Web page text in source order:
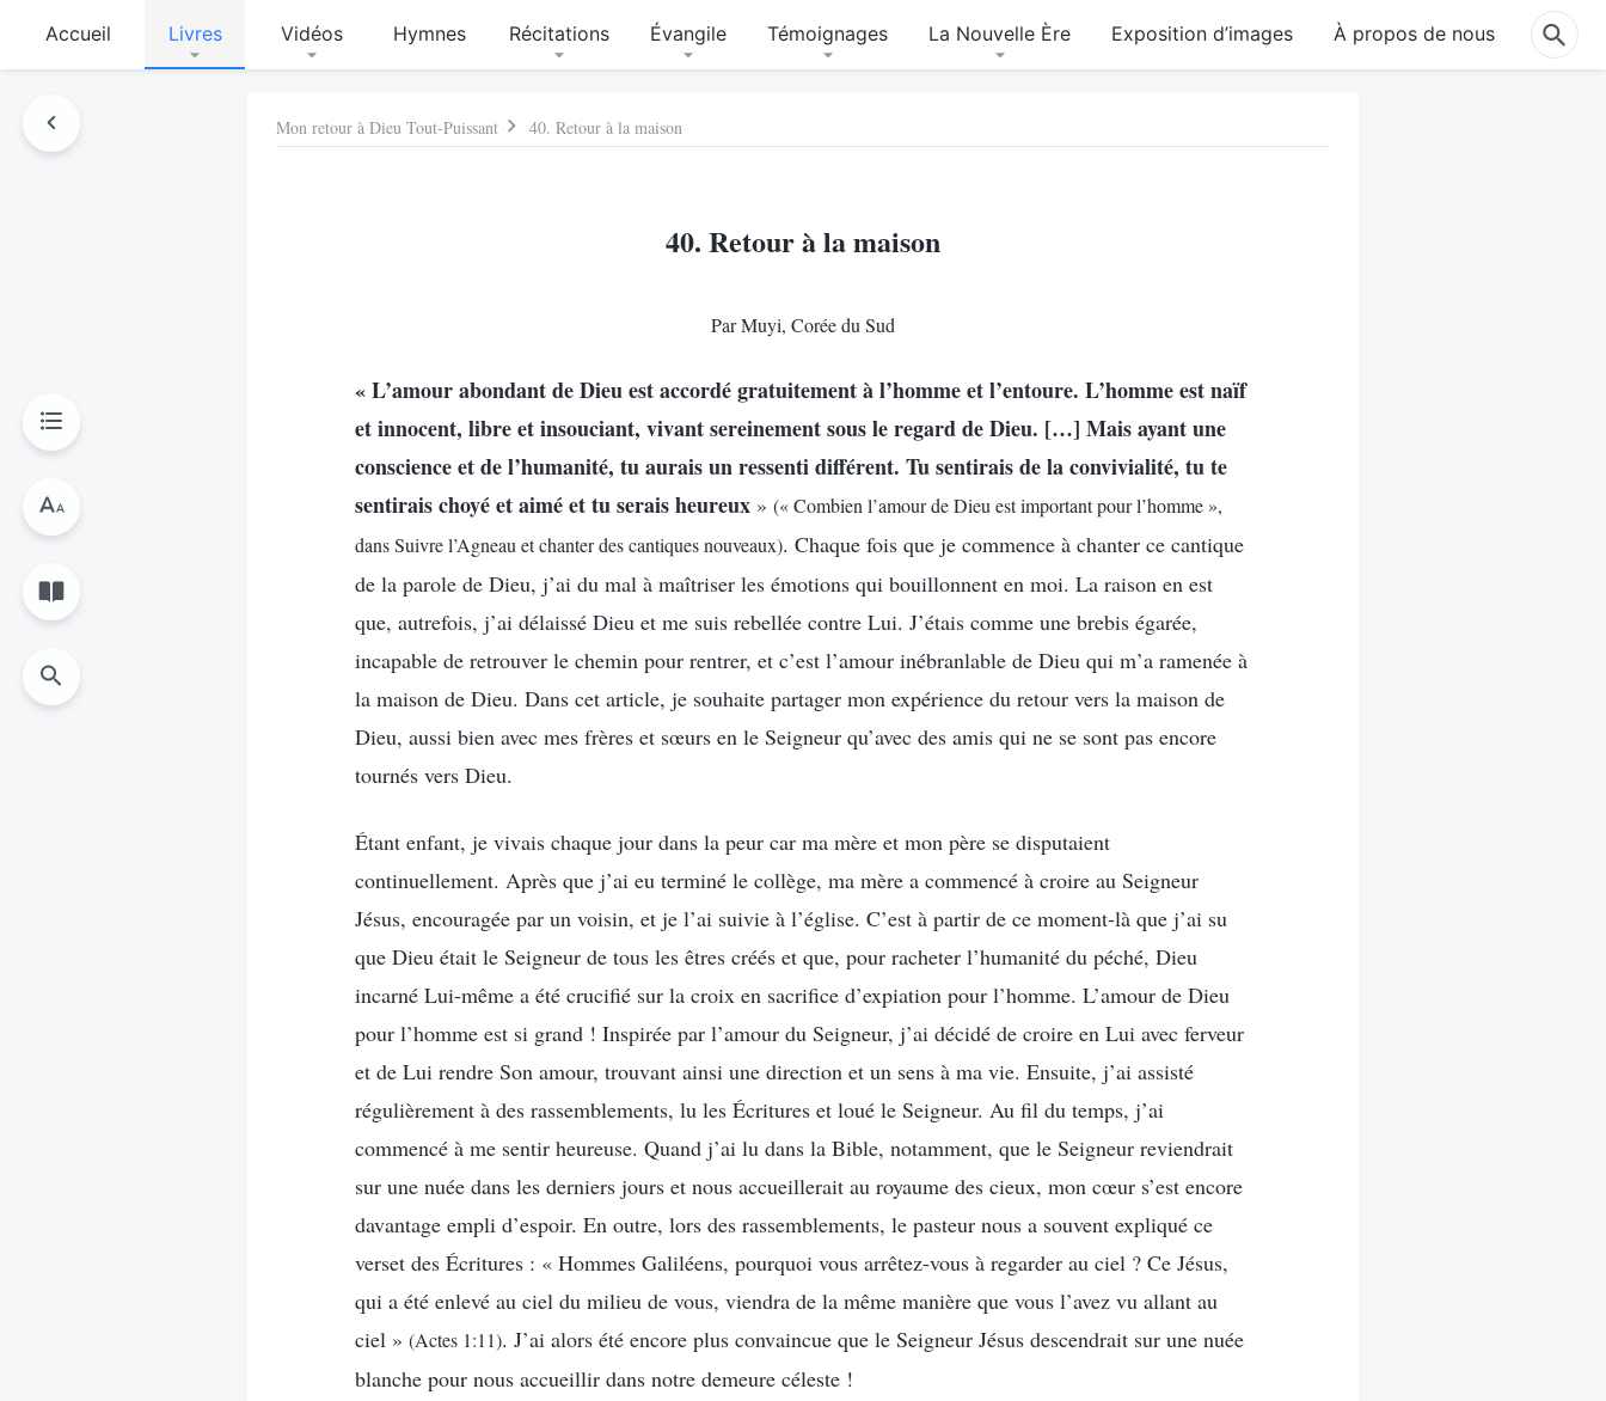
Accueil Livres Vidéos Hymnes Récitations Évangile Témoignages La Nouvelle Ère Exposition d’images À propos de nous
Mon retour à Dieu Tout-Puissant 40. Retour à la maison
40. Retour à la maison
Par Muyi, Corée du Sud
« L’amour abondant de Dieu est accordé gratuitement à l’homme et l’entoure. L’homme est naïf
et innocent, libre et insouciant, vivant sereinement sous le regard de Dieu. […] Mais ayant une
conscience et de l’humanité, tu aurais un ressenti différent. Tu sentirais de la convivialité, tu te
sentirais choyé et aimé et tu serais heureux » (« Combien l’amour de Dieu est important pour l’homme »,
dans Suivre l’Agneau et chanter des cantiques nouveaux). Chaque fois que je commence à chanter ce cantique
de la parole de Dieu, j’ai du mal à maîtriser les émotions qui bouillonnent en moi. La raison en est
que, autrefois, j’ai délaissé Dieu et me suis rebellée contre Lui. J’étais comme une brebis égarée,
incapable de retrouver le chemin pour rentrer, et c’est l’amour inébranlable de Dieu qui m’a ramenée à
la maison de Dieu. Dans cet article, je souhaite partager mon expérience du retour vers la maison de
Dieu, aussi bien avec mes frères et sœurs en le Seigneur qu’avec des amis qui ne se sont pas encore
tournés vers Dieu.
Étant enfant, je vivais chaque jour dans la peur car ma mère et mon père se disputaient
continuellement. Après que j’ai eu terminé le collège, ma mère a commencé à croire au Seigneur
Jésus, encouragée par un voisin, et je l’ai suivie à l’église. C’est à partir de ce moment-là que j’ai su
que Dieu était le Seigneur de tous les êtres créés et que, pour racheter l’humanité du péché, Dieu
incarné Lui-même a été crucifié sur la croix en sacrifice d’expiation pour l’homme. L’amour de Dieu
pour l’homme est si grand ! Inspirée par l’amour du Seigneur, j’ai décidé de croire en Lui avec ferveur
et de Lui rendre Son amour, trouvant ainsi une direction et un sens à ma vie. Ensuite, j’ai assisté
régulièrement à des rassemblements, lu les Écritures et loué le Seigneur. Au fil du temps, j’ai
commencé à me sentir heureuse. Quand j’ai lu dans la Bible, notamment, que le Seigneur reviendrait
sur une nuée dans les derniers jours et nous accueillerait au royaume des cieux, mon cœur s’est encore
davantage empli d’espoir. En outre, lors des rassemblements, le pasteur nous a souvent expliqué ce
verset des Écritures : « Hommes Galiléens, pourquoi vous arrêtez-vous à regarder au ciel ? Ce Jésus,
qui a été enlevé au ciel du milieu de vous, viendra de la même manière que vous l’avez vu allant au
ciel » (Actes 1:11). J’ai alors été encore plus convaincue que le Seigneur Jésus descendrait sur une nuée
blanche pour nous accueillir dans notre demeure céleste !